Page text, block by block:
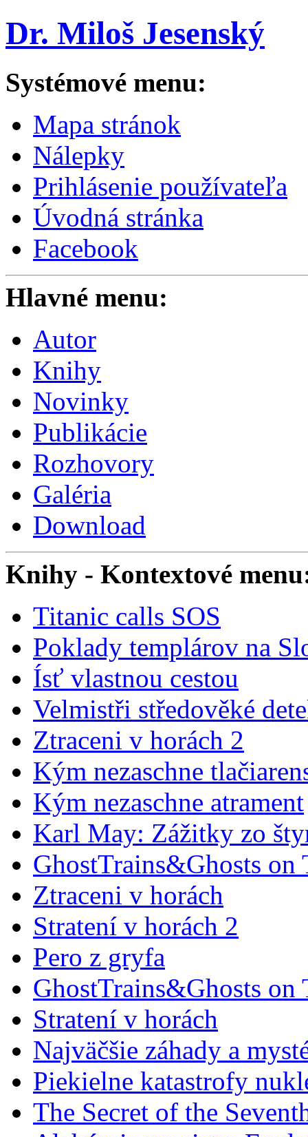
Dr. Miloš Jesenský
Systémové menu:
Mapa stránok
Nálepky
Prihlásenie používateľa
Úvodná stránka
Facebook
Hlavné menu:
Autor
Knihy
Novinky
Publikácie
Rozhovory
Galéria
Download
Knihy - Kontextové
Titanic calls SOS
Poklady templárov na
Ísť vlastnou cestou
Velmistři středověké
Ztraceni v horách 2
Kým nezaschne
Kým nezaschne atrament
Karl May: Zážitky zo
GhostTrains&Ghosts on
Ztraceni v horách
Stratení v horách 2
Pero z gryfa
GhostTrains&Ghosts on
Stratení v horách
Najväčšie záhady a
Piekielne katastrofy
The Secret of the